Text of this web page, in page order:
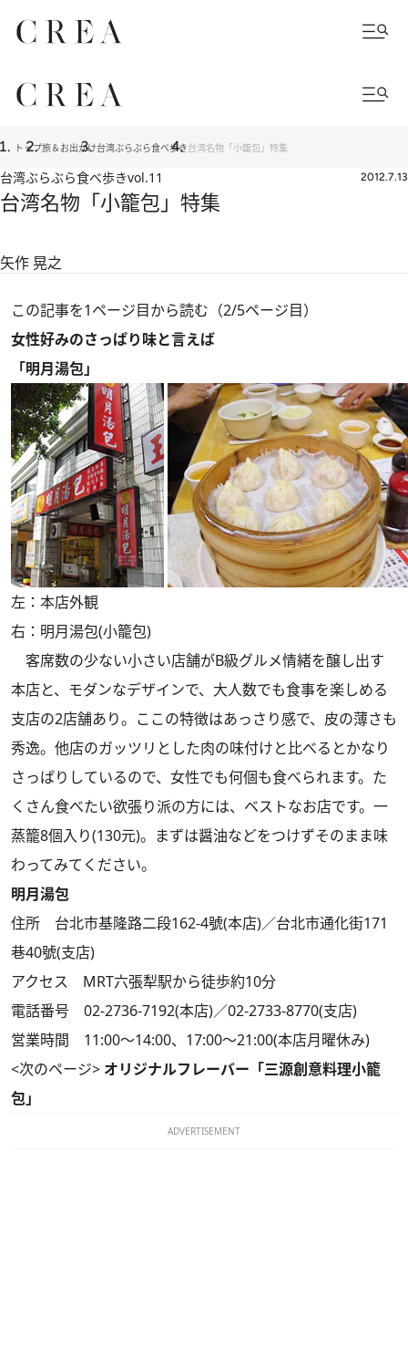
トップ旅＆お出かけ台湾ぶらぶら食べ歩き台湾名物「小籠包」特集
台湾ぶらぶら食べ歩きvol.11 2012.7.13
台湾名物「小籠包」特集
矢作 晃之
この記事を1ページ目から読む（2/5ページ目）
女性好みのさっぱり味と言えば
「明月湯包」
左：本店外観
右：明月湯包(小籠包)
客席数の少ない小さい店舗がB級グルメ情緒を醸し出す
本店と、モダンなデザインで、大人数でも食事を楽しめる
支店の2店舗あり。ここの特徴はあっさり感で、皮の薄さも
秀逸。他店のガッツリとした肉の味付けと比べるとかなり
さっぱりしているので、女性でも何個も食べられます。た
くさん食べたい欲張り派の方には、ベストなお店です。一
蒸籠8個入り(130元)。まずは醤油などをつけずそのまま味
わってみてください。
明月湯包
住所 台北市基隆路二段162-4號(本店)／台北市通化街171
巷40號(支店)
アクセス MRT六張犁駅から徒歩約10分
電話番号 02-2736-7192(本店)／02-2733-8770(支店)
営業時間 11:00～14:00、17:00～21:00(本店月曜休み)
<次のページ> オリジナルフレーバー「三源創意料理小籠
包」
ADVERTISEMENT